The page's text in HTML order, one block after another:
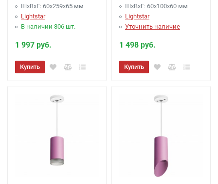
ШхВхГ: 60x259x65 мм
Lightstar
В наличии 806 шт.
1 997 руб.
Купить
ШхВхГ: 60x100x60 мм
Lightstar
Уточнить наличие
1 498 руб.
Купить